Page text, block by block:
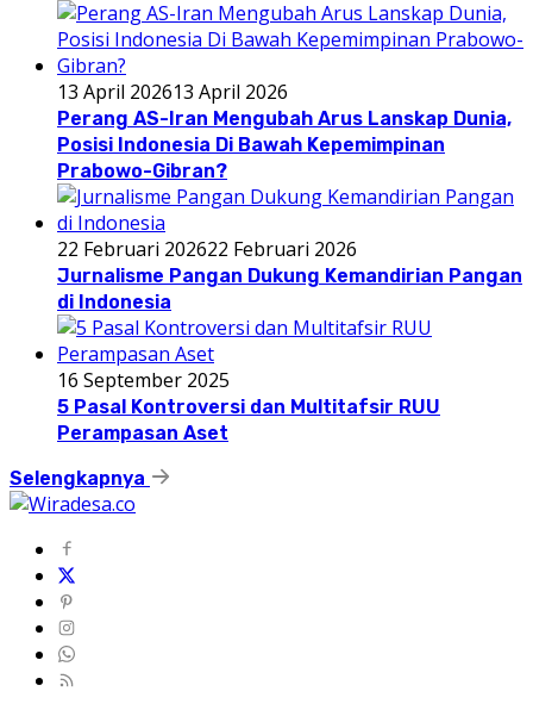
13 April 202613 April 2026
Perang AS-Iran Mengubah Arus Lanskap Dunia,
Posisi Indonesia Di Bawah Kepemimpinan
Prabowo-Gibran?
22 Februari 202622 Februari 2026
Jurnalisme Pangan Dukung Kemandirian Pangan
di Indonesia
16 September 2025
5 Pasal Kontroversi dan Multitafsir RUU
Perampasan Aset
Selengkapnya